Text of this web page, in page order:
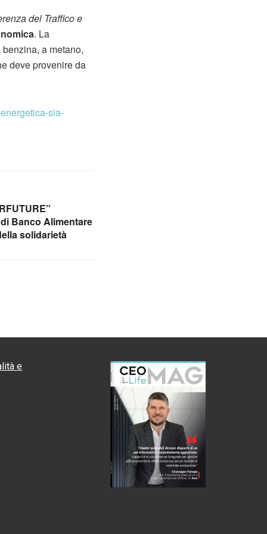
del Traffico e
. La
a metano,
deve provenire da
sia-
Banco Alimentare
solidarietà
e